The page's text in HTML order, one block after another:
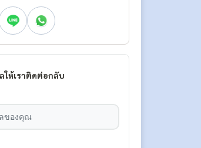
ให้เราติดต่อกลับ